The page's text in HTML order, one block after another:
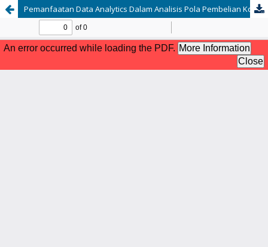
Pemanfaatan Data Analytics Dalam Analisis Pola Pembelian Konsumen Pada Aplikasi E-commerce Menggunakan Metode Market Basket Analysis